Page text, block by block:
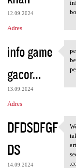
12.09.2024
Adres
info game
gacor...
13.09.2024
Adres
DFDSDFGF
DS
14.09.2024